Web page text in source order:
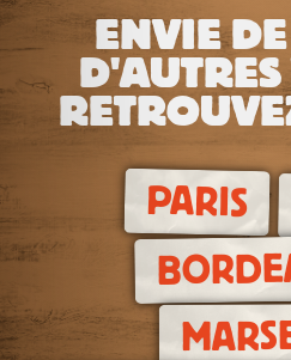
ENVIE
D'AUTRES
PARIS